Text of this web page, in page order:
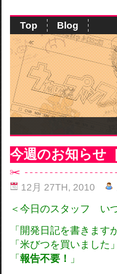
Top Blog
今週のお知らせ
12月 27TH, 2010
＜今日のスタッフ い
「開発日記を書きま
「米びつを買いました」
「 報告不要！
」